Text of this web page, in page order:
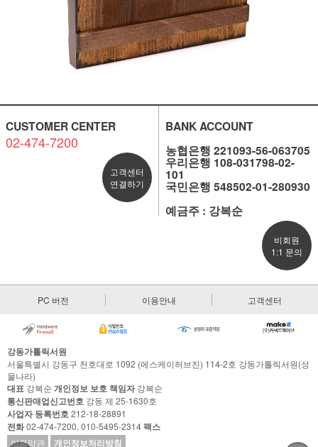
CUSTOMER CENTER
02-474-7200
고객센터
연결하기
BANK ACCOUNT
농협은행 221093-56-063705
우리은행 108-031798-02-
101
국민은행 548502-01-280930
예금주 : 강복순
비회원
1:1 문의
PC 버전 이용안내 고객센터
강동가톨릭서원
서울특별시 강동구 천호대로 1092 (에스케이허브진) 114-2호 강동가톨릭서원(성
물나라)
대표 강복순 개인정보 보호 책임자강복순
통신판매업신고번호 강동 제 25-1630호
사업자 등록번호212-18-28891
전화02-474-7200, 010-5495-2314팩스
이용약관 개인정보처리방침